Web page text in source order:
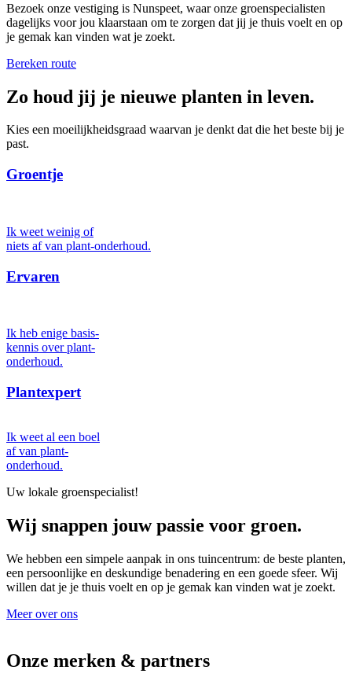
Bezoek onze vestiging is Nunspeet, waar onze groenspecialisten
dagelijks voor jou klaarstaan om te zorgen dat jij je thuis voelt en op
je gemak kan vinden wat je zoekt.
Bereken route
Zo houd jij je nieuwe planten in leven.
Kies een moeilijkheidsgraad waarvan je denkt dat die het beste bij je
past.
Groentje
Ik weet weinig of
niets af van plant-onderhoud.
Ervaren
Ik heb enige basis-
kennis over plant-
onderhoud.
Plantexpert
Ik weet al een boel
af van plant-
onderhoud.
Uw lokale groenspecialist!
Wij snappen jouw passie voor groen.
We hebben een simpele aanpak in ons tuincentrum: de beste planten,
een persoonlijke en deskundige benadering en een goede sfeer. Wij
willen dat je je thuis voelt en op je gemak kan vinden wat je zoekt.
Meer over ons
Onze merken & partners